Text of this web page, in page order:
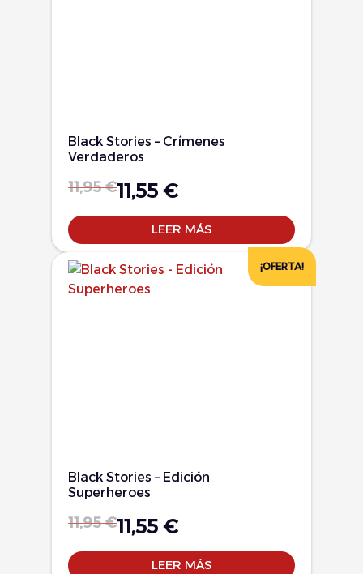
Black Stories – Crímenes
Verdaderos
11,95€11,55 €
LEER MÁS
¡OFERTA!
Black Stories – Edición
Superheroes
11,95€11,55 €
LEER MÁS